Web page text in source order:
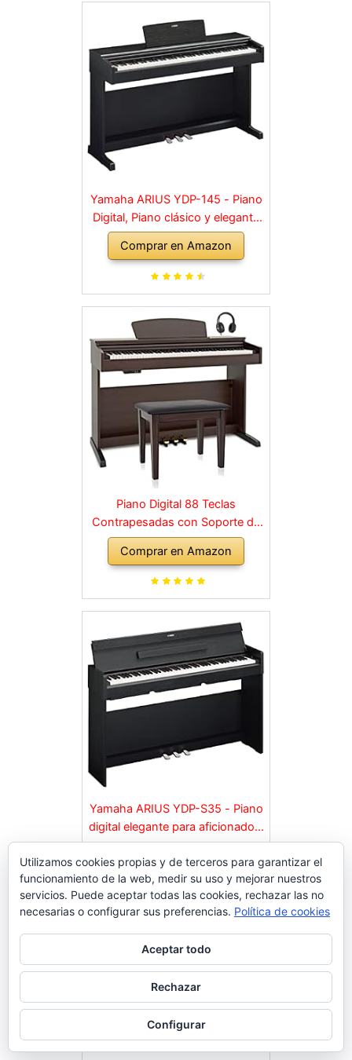
Yamaha ARIUS YDP-145 - Piano
Digital, Piano clásico y elegante
para principiantes y aficionados,
para cualquier rincón de la casa,
en negro
Comprar en Amazon
Piano Digital 88 Teclas
Contrapesadas con Soporte de
Madera y 3 Pedales Palisandro
Comprar en Amazon
Yamaha ARIUS YDP-S35 - Piano
digital elegante para aficionados,
para una experiencia similar a la
de un piano acústico, adecuado
para cualquier rincón de la casa,
en negro
Comprar en Amazon
Utilizamos cookies propias y de terceros para garantizar el
funcionamiento de la web, medir su uso y mejorar nuestros
servicios. Puede aceptar todas las cookies, rechazar las no
necesarias o configurar sus preferencias. Política de cookies
Aceptar todo
Rechazar
Configurar